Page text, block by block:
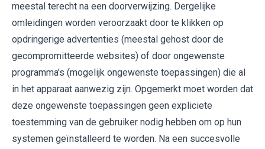
meestal terecht na een doorverwijzing. Dergelijke
omleidingen worden veroorzaakt door te klikken op
opdringerige advertenties (meestal gehost door de
gecompromitteerde websites) of door ongewenste
programma's (mogelijk ongewenste toepassingen) die al
in het apparaat aanwezig zijn. Opgemerkt moet worden dat
deze ongewenste toepassingen geen expliciete
toestemming van de gebruiker nodig hebben om op hun
systemen geïnstalleerd te worden. Na een succesvolle